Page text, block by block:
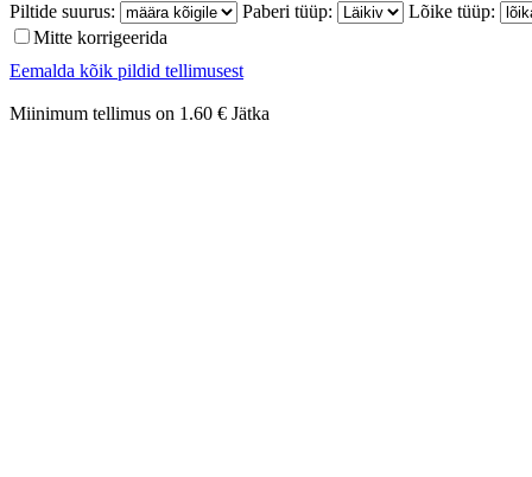
Piltide suurus:
Paberi tüüp:
Lõike tüüp:
Mitte korrigeerida
Eemalda kõik pildid tellimusest
Miinimum tellimus on 1.60 € Jätka